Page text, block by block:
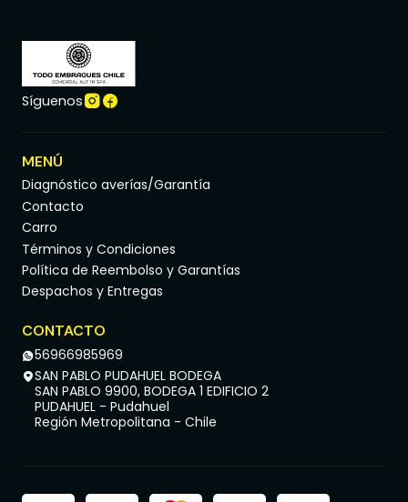
Síguenos
MENÚ
Diagnóstico averías/Garantía
Contacto
Carro
Términos y Condiciones
Política de Reembolso y Garantías
Despachos y Entregas
CONTACTO
56966985969
SAN PABLO PUDAHUEL BODEGA
SAN PABLO 9900, BODEGA 1 EDIFICIO 2
PUDAHUEL - Pudahuel
Región Metropolitana - Chile